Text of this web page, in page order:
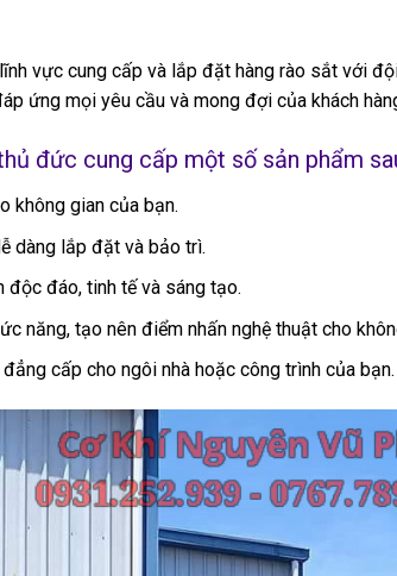
vực cung cấp và lắp đặt hàng rào sắt với
ứng mọi yêu cầu và mong đợi của khách
đức cung cấp một số sản phẩm
không gian của bạn.
dàng lắp đặt và bảo trì.
độc đáo, tinh tế và sáng tạo.
năng, tạo nên điểm nhấn nghệ thuật cho
cấp cho ngôi nhà hoặc công trình của bạn.